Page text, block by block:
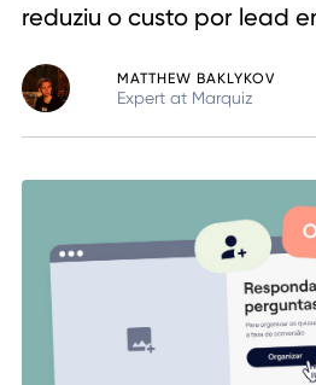
reduziu o custo por lead
MATTHEW BAKLYKOV
Expert at Marquiz